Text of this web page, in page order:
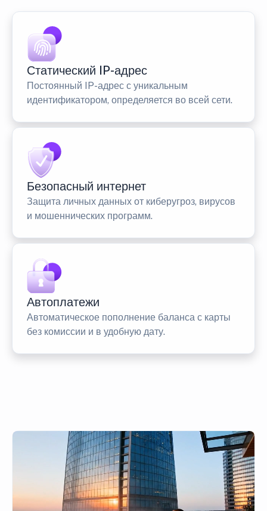
Статический IP-адрес
Постоянный IP-адрес с уникальным
идентификатором, определяется во всей сети.
Безопасный интернет
Защита личных данных от киберугроз, вирусов
и мошеннических программ.
Автоплатежи
Автоматическое пополнение баланса с карты
без комиссии и в удобную дату.